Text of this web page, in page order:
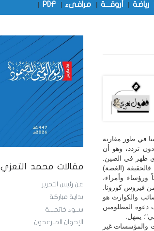
رياضة | أروقـــة | مرافىء |
PDF
|
مقالات محمد التعزي
عن رئيس التحرير
بداية مباركة
ســوء خاتمـــة
الإخوان المنزعجون
في طور مقارنة
دون تردد، وهو أن
ظهر في الصين.
(الغصة)
ورؤساء وأمراء،
من فيروس كورونا.
والكوارث هو
دعوة المظلومين
يمهل.
والمؤسسات غير